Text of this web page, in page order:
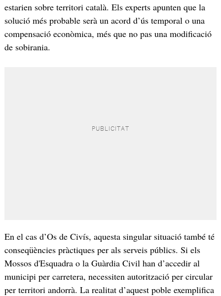
estarien sobre territori català. Els experts apunten que la
solució més probable serà un acord d’ús temporal o una
compensació econòmica, més que no pas una modificació
de sobirania.
En el cas d’Os de Civís, aquesta singular situació també té
conseqüències pràctiques per als serveis públics. Si els
Mossos d'Esquadra o la Guàrdia Civil han d’accedir al
municipi per carretera, necessiten autorització per circular
per territori andorrà. La realitat d’aquest poble exemplifica